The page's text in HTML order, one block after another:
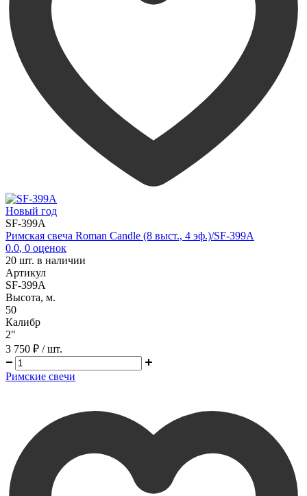
Новый год
SF-399A
Римская свеча Roman Candle (8 выст., 4 эф.)/SF-399A
0.0, 0 оценок
20 шт. в наличии
Артикул
SF-399A
Высота, м.
50
Калибр
2"
3 750 ₽ / шт.
Римские свечи